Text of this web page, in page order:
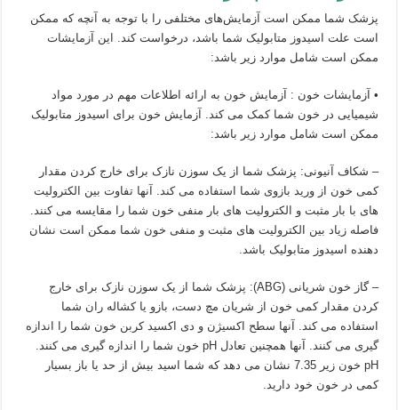
پزشک شما ممکن است آزمایش‌های مختلفی را با توجه به آنچه که ممکن
است علت اسیدوز متابولیک شما باشد، درخواست کند. این آزمایشات
ممکن است شامل موارد زیر باشد:
• آزمایشات خون : آزمایش خون به ارائه اطلاعات مهم در مورد مواد
شیمیایی در خون شما کمک می کند. آزمایش خون برای اسیدوز متابولیک
ممکن است شامل موارد زیر باشد:
– شکاف آنیونی: پزشک شما از یک سوزن نازک برای خارج کردن مقدار
کمی خون از ورید بازوی شما استفاده می کند. آنها تفاوت بین الکترولیت
های با بار مثبت و الکترولیت های بار منفی خون شما را مقایسه می کنند.
فاصله زیاد بین الکترولیت های مثبت و منفی خون شما ممکن است نشان
دهنده اسیدوز متابولیک باشد.
– گاز خون شریانی (ABG): پزشک شما از یک سوزن نازک برای خارج
کردن مقدار کمی خون از شریان مچ دست، بازو یا کشاله ران شما
استفاده می کند. آنها سطح اکسیژن و دی اکسید کربن خون شما را اندازه
گیری می کنند. آنها همچنین تعادل pH خون شما را اندازه گیری می کنند.
pH خون زیر 7.35 نشان می دهد که شما اسید بیش از حد یا باز بسیار
کمی در خون خود دارید.